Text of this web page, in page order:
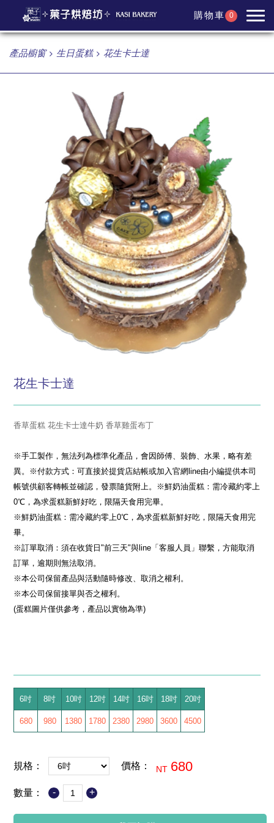
購物車 0
產品櫥窗 生日蛋糕 花生卡士達
花生卡士達
香草蛋糕 花生卡士達牛奶 香草雞蛋布丁
※手工製作，無法列為標準化產品，會因師傅、裝飾、水果，略有差
異。※付款方式：可直接於提貨店結帳或加入官網line由小編提供本司
帳號供顧客轉帳並確認，發票隨貨附上。※鮮奶油蛋糕：需冷藏約零上
0℃，為求蛋糕新鮮好吃，限隔天食用完畢。
※鮮奶油蛋糕：需冷藏約零上0℃，為求蛋糕新鮮好吃，限隔天食用完
畢。
※訂單取消：須在收貨日"前三天"與line「客服人員」聯繫，方能取消
訂單，逾期則無法取消。
※本公司保留產品與活動隨時修改、取消之權利。
※本公司保留接單與否之權利。
(蛋糕圖片僅供參考，產品以實物為準)
6吋 8吋 10吋 12吋 14吋 16吋 18吋 20吋
680 980 1380 1780 2380 2980 3600 4500
規格： 價格： NT 680
數量： - +